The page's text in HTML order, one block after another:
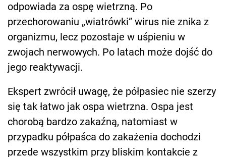
odpowiada za ospę wietrzną. Po
przechorowaniu „wiatrówki” wirus nie znika z
organizmu, lecz pozostaje w uśpieniu w
zwojach nerwowych. Po latach może dojść do
jego reaktywacji.
Ekspert zwrócił uwagę, że półpasiec nie szerzy
się tak łatwo jak ospa wietrzna. Ospa jest
chorobą bardzo zakaźną, natomiast w
przypadku półpaśca do zakażenia dochodzi
przede wszystkim przy bliskim kontakcie z